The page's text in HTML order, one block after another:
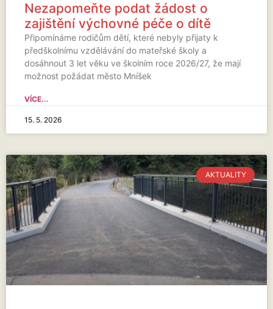
Nezapomeňte podat žádost o
zajištění výchovné péče o dítě
Připomínáme rodičům dětí, které nebyly přijaty k
předškolnímu vzdělávání do mateřské školy a
dosáhnout 3 let věku ve školním roce 2026/27, že mají
možnost požádat město Mníšek
VÍCE...
15. 5. 2026
AKTUALITY